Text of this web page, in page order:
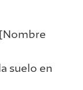
suelo en